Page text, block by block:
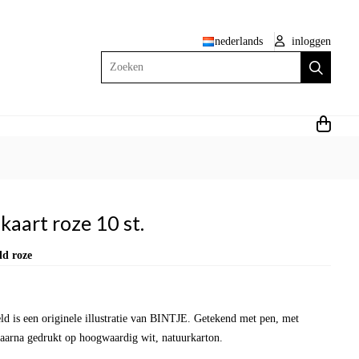
nederlands
inloggen
Zoeken
roze 10 st.
roze
is een originele illustratie van BINTJE. Getekend met pen, met
gedrukt op hoogwaardig wit, natuurkarton.